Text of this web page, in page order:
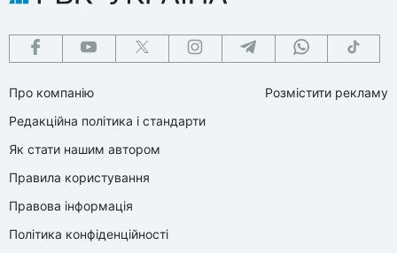
Про компанію
Редакційна політика і стандарти
Як стати нашим автором
Правила користування
Правова інформація
Політика конфіденційності
Розмістити рекламу